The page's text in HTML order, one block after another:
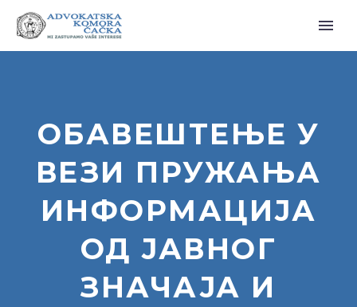
ОБАВЕШТЕЊЕ У
ВЕЗИ ПРУЖАЊА
ИНФОРМАЦИЈА
ОД ЈАВНОГ
ЗНАЧАЈА И